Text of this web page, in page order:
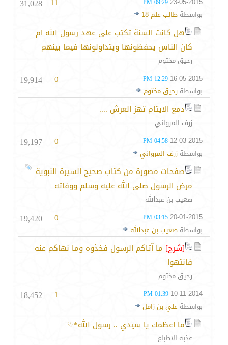
بواسطة طالب علم 18
31,028
هل كانت السنة تكتب على عهد رسول الله ام
كان الناس يحفظونها ويتداولونها فيما بينهم
رحيق مختوم
16-05-2015
12:29 PM
بواسطة رحيق مختوم
0
19,914
دمع الايتام تهز العرش ....
زرف المرواني
12-03-2015
04:58 PM
بواسطة زرف المرواني
0
19,197
صفحات مصورة من كتاب صحيح السيرة النبوية
مرض الرسول صلى الله عليه وسلم ووفاته
صعيب بن عبدالله
20-01-2015
03:15 PM
بواسطة صعيب بن عبدالله
0
19,420
[شرح] ما آتاكم الرسول فخذوه وما نهاكم عنه
فانتهوا
رحيق مختوم
10-11-2014
01:39 PM
بواسطة علي بن زامل
1
18,452
ما اعظمك يا سيدي .. رسول الله*♡
عذبه الاطباع